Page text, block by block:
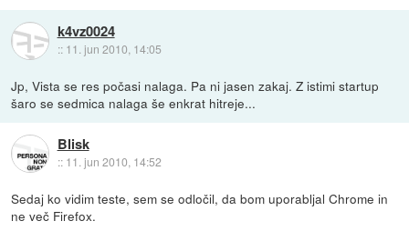
k4vz0024
:: 11. jun 2010, 14:05
Jp, Vista se res počasi nalaga. Pa ni jasen zakaj. Z istimi startup
šaro se sedmica nalaga še enkrat hitreje...
Blisk
:: 11. jun 2010, 14:52
Sedaj ko vidim teste, sem se odločil, da bom uporabljal Chrome in
ne več Firefox.